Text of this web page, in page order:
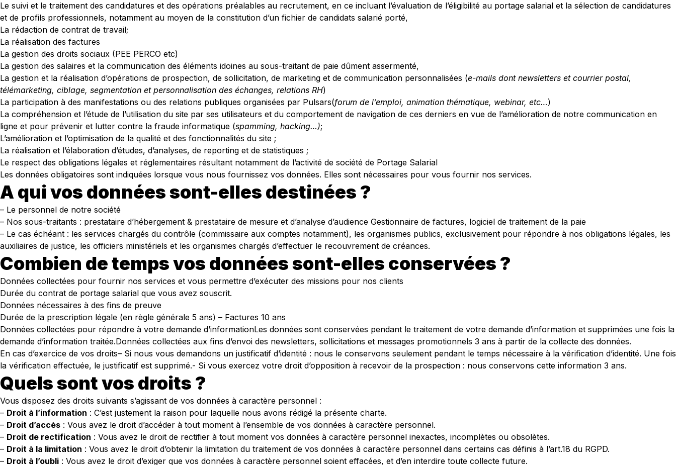
Le suivi et le traitement des candidatures et des opérations préalables au recrutement, en ce incluant l’évaluation de l’éligibilité au portage salarial et la sélection de candidatures
et de profils professionnels, notamment au moyen de la constitution d’un fichier de candidats salarié porté,
La rédaction de contrat de travail;
La réalisation des factures
La gestion des droits sociaux (PEE PERCO etc)
La gestion des salaires et la communication des éléments idoines au sous-traitant de paie dûment assermenté,
La gestion et la réalisation d’opérations de prospection, de sollicitation, de marketing et de communication personnalisées (e-mails dont newsletters et courrier postal,
télémarketing, ciblage, segmentation et personnalisation des échanges, relations RH)
La participation à des manifestations ou des relations publiques organisées par Pulsars(forum de l’emploi, animation thématique, webinar, etc…)
La compréhension et l’étude de l’utilisation du site par ses utilisateurs et du comportement de navigation de ces derniers en vue de l’amélioration de notre communication en
ligne et pour prévenir et lutter contre la fraude informatique (spamming, hacking…);
L’amélioration et l’optimisation de la qualité et des fonctionnalités du site ;
La réalisation et l’élaboration d’études, d’analyses, de reporting et de statistiques ;
Le respect des obligations légales et réglementaires résultant notamment de l’activité de société de Portage Salarial
Les données obligatoires sont indiquées lorsque vous nous fournissez vos données. Elles sont nécessaires pour vous fournir nos services.
A qui vos données sont-elles destinées ?
– Le personnel de notre société
– Nos sous-traitants : prestataire d’hébergement & prestataire de mesure et d’analyse d’audience Gestionnaire de factures, logiciel de traitement de la paie
– Le cas échéant : les services chargés du contrôle (commissaire aux comptes notamment), les organismes publics, exclusivement pour répondre à nos obligations légales, les
auxiliaires de justice, les officiers ministériels et les organismes chargés d’effectuer le recouvrement de créances.
Combien de temps vos données sont-elles conservées ?
Données collectées pour fournir nos services et vous permettre d’exécuter des missions pour nos clients
Durée du contrat de portage salarial que vous avez souscrit.
Données nécessaires à des fins de preuve
Durée de la prescription légale (en règle générale 5 ans) – Factures 10 ans
Données collectées pour répondre à votre demande d’informationLes données sont conservées pendant le traitement de votre demande d’information et supprimées une fois la
demande d’information traitée.Données collectées aux fins d’envoi des newsletters, sollicitations et messages promotionnels 3 ans à partir de la collecte des données.
En cas d’exercice de vos droits– Si nous vous demandons un justificatif d’identité : nous le conservons seulement pendant le temps nécessaire à la vérification d’identité. Une fois
la vérification effectuée, le justificatif est supprimé.- Si vous exercez votre droit d’opposition à recevoir de la prospection : nous conservons cette information 3 ans.
Quels sont vos droits ?
Vous disposez des droits suivants s’agissant de vos données à caractère personnel :
– Droit à l’information : C’est justement la raison pour laquelle nous avons rédigé la présente charte.
– Droit d’accès : Vous avez le droit d’accéder à tout moment à l’ensemble de vos données à caractère personnel.
– Droit de rectification : Vous avez le droit de rectifier à tout moment vos données à caractère personnel inexactes, incomplètes ou obsolètes.
– Droit à la limitation : Vous avez le droit d’obtenir la limitation du traitement de vos données à caractère personnel dans certains cas définis à l’art.18 du RGPD.
– Droit à l’oubli : Vous avez le droit d’exiger que vos données à caractère personnel soient effacées, et d’en interdire toute collecte future.